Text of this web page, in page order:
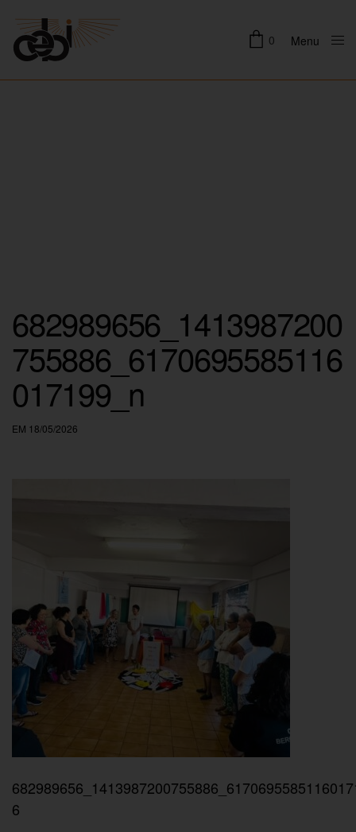
0 Menu
682989656_1413987200
755886_6170695585116
017199_n
EM 18/05/2026
6